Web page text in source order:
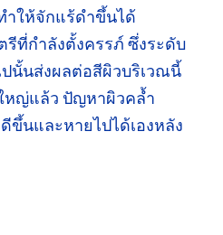
ำให้จักแร้ดำขึ้นได้
รีที่กำลังตั้งครรภ์ ซึ่งระดับ
ปนั้นส่งผลต่อสีผิวบริเวณนี้
หญ่แล้ว ปัญหาผิวคล้ำ
ขึ้นและหายไปได้เองหลัง